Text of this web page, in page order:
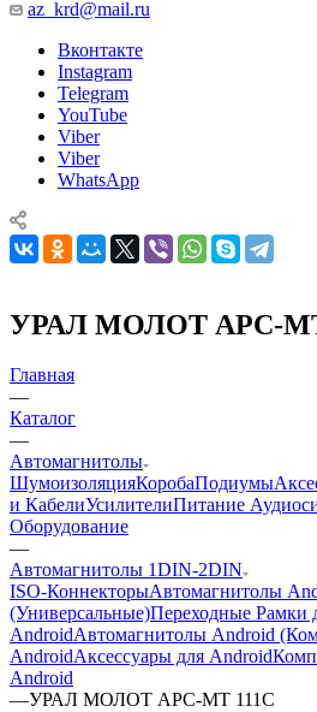
az_krd@mail.ru
Вконтакте
Instagram
Telegram
YouTube
Viber
Viber
WhatsApp
УРАЛ МОЛОТ АРС-
Главная
—
Каталог
—
Автомагнитолы
ШумоизоляцияКоробаПодиумы
и КабелиУсилителиПитание
Оборудование
—
Автомагнитолы 1DIN-2DIN
ISO-КоннекторыАвтомагнитолы
(Универсальные)Переходные Рамки
AndroidАвтомагнитолы Android
AndroidАксессуары для Android
Android
—УРАЛ МОЛОТ АРС-МТ 111С